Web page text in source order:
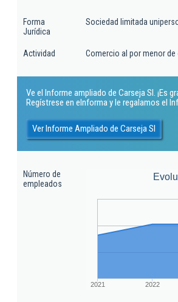
Forma
Jurídica
Sociedad limitada
Actividad Comercio al por menor
Ve el Informe ampliado de Carseja Sl. ¡Es
Regístrese en eInforma y le regalamos el
Ver Informe Ampliado de Carseja Sl
Número de
empleados
2021 2022